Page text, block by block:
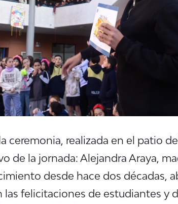
ceremonia, realizada en el patio
de la jornada: Alejandra Araya,
desde hace dos décadas,
felicitaciones de estudiantes y